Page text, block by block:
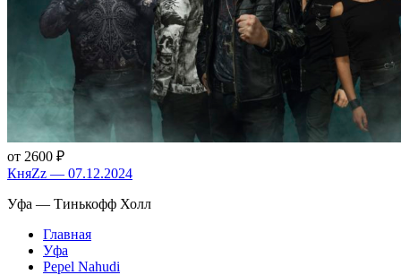
от 2600 ₽
КняZz — 07.12.2024
Уфа — Тинькофф Холл
Главная
Уфа
Pepel Nahudi